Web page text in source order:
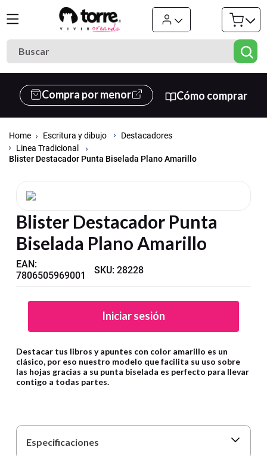
Buscar
Compra por menor Cómo comprar
Escritura y dibujo
Destacadores
Linea Tradicional
Blister Destacador Punta Biselada Plano Amarillo
Blister Destacador Punta
Biselada Plano Amarillo
EAN:
7806505969001
SKU:28228
Iniciar sesión
Destacar tus libros y apuntes con color amarillo es un
clásico, por eso nuestro modelo que facilita su uso sobre
las hojas gracias a su punta biselada es perfecto para llevar
contigo a todas partes.
Especificaciones
Términos más buscados
1. cuaderno
goma eva
4. village
7 harry potter
8. carpetas
9.